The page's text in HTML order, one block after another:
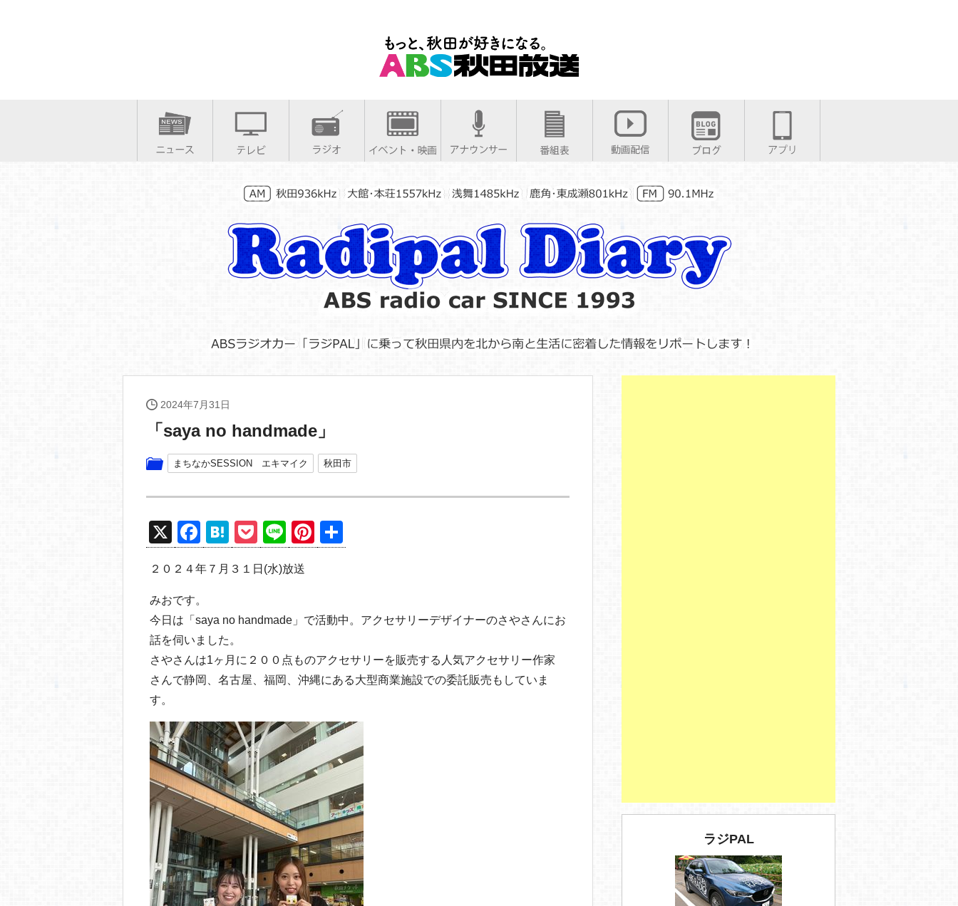
2024年7月31日
「saya no handmade」
まちなかSESSION エキマイク 秋田市
X
F
a
c
b
o
o
k
H
at
e
a
P
o
ck
Li
n
e
Pi
nt
st
有
２０２４年７月３１日(水)放送
みおです。
今日は「saya no handmade」で活動中。アクセサリーデザイナーのさやさんにお
話を伺いました。
さやさんは1ヶ月に２００点ものアクセサリーを販売する人気アクセサリー作家
さんで静岡、名古屋、福岡、沖縄にある大型商業施設での委託販売もしていま
す。
ラジPAL